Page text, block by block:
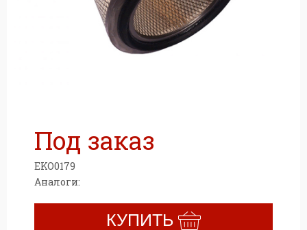
Под заказ
EKO0179
Аналоги:
КУПИТЬ